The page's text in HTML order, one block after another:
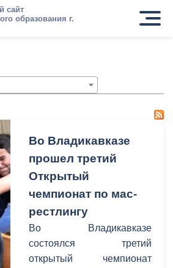
сайт
образования г.
Во Владикавказе
прошел третий
Открытый
чемпионат по мас-
рестлингу
Во Владикавказе
состоялся третий
открытый чемпионат